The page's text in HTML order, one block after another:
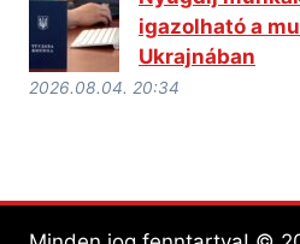
igazolható a
Ukrajnában
2026.08.04. 20:34